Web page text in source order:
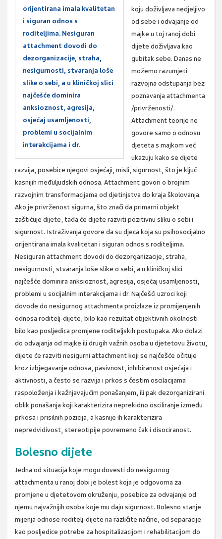
orijentirana imala kvalitetan
i siguran odnos s
roditeljima. Nesiguran
attachment dovodi do
dezorganizacije, straha,
nesigurnosti, stvaranja loše
slike o sebi, a u kliničkoj slici
najčešće dominira
anksioznost, agresija,
osjećaj usamljenosti,
problemi u socijalnim
interakcijama i dr.
koju doživljava nedjeljivo
od sebe i odvajanje od
majke u toj ranoj dobi
dijete doživljava kao
gubitak sebe. Danas ne
možemo razumjeti
razvojna odstupanja bez
poznavanja attachmenta
/privrženosti/.
Attachment teorije ne
govore samo o odnosu
djeteta s majkom već
ukazuju kako se dijete
razvija, posebice njegovi osjećaji, misli, sigurnost, što je ključ
kasnijih međuljudskih odnosa. Attachment govori o brojnim
razvojnim transformacijama od djetinjstva do kraja školovanja.
Ako je privrženost sigurna, što znači da primarni objekt
zaštićuje dijete, tada će dijete razviti pozitivnu sliku o sebi i
sigurnost. Istraživanja govore da su djeca koja su psihosocijalno
orijentirana imala kvalitetan i siguran odnos s roditeljima.
Nesiguran attachment dovodi do dezorganizacije, straha,
nesigurnosti, stvaranja loše slike o sebi, a u kliničkoj slici
najčešće dominira anksioznost, agresija, osjećaj usamljenosti,
problemi u socijalnim interakcijama i dr. Najčešći uzroci koji
dovode do nesigurnog attachmenta proizlaze iz promijenjenih
odnosa roditelj-dijete, bilo kao rezultat objektivnih okolnosti
bilo kao posljedica promjene roditeljskih postupaka. Ako dolazi
do odvajanja od majke ili drugih važnih osoba u djetetovu životu,
dijete će razviti nesigurni attachment koji se najčešće očituje
kroz izbjegavanje odnosa, pasivnost, inhibiranost osjećaja i
aktivnosti, a često se razvija i prkos s čestim oscilacijama
raspoloženja i kažnjavajućim ponašanjem, ili pak dezorganizirani
oblik ponašanja koji karakterizira neprekidno osciliranje između
prkosa i prisilnih pozicija, a kasnije ih karakterizira
nepredvidivost, stereotipije povremeno čak i disociranost.
Bolesno dijete
Jedna od situacija koje mogu dovesti do nesigurnog
attachmenta u ranoj dobi je bolest koja je odgovorna za
promjene u djetetovom okruženju, posebice za odvajanje od
njemu najvažnijih osoba koje mu daju sigurnost. Bolesno stanje
mijenja odnose roditelj-dijete na različite načine, od separacije
kao posljedice potrebe za hospitalizacijom i rehabilitacijom do